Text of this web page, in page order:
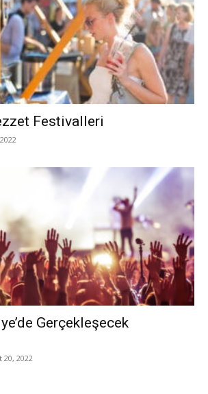
Festivalleri
Gerçekleşecek
20, 2022